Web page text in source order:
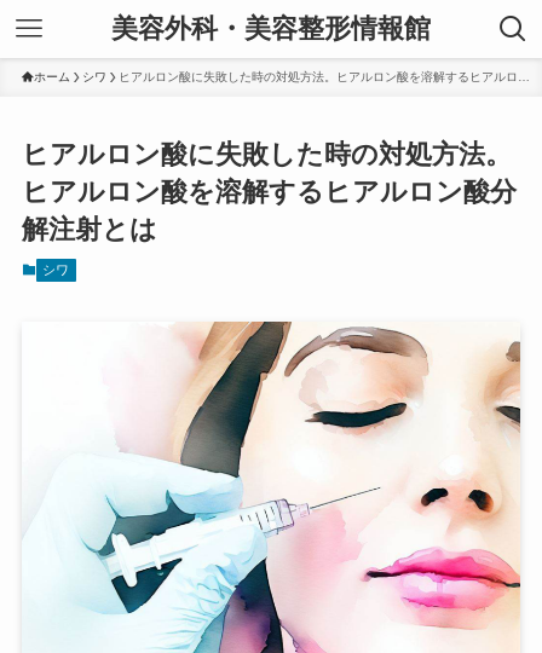
美容外科・美容整形情報館
ホーム シワ
ヒアルロン酸に失敗した時の対処方法。
ヒアルロン酸を溶解するヒアルロン酸分
解注射とは
シワ